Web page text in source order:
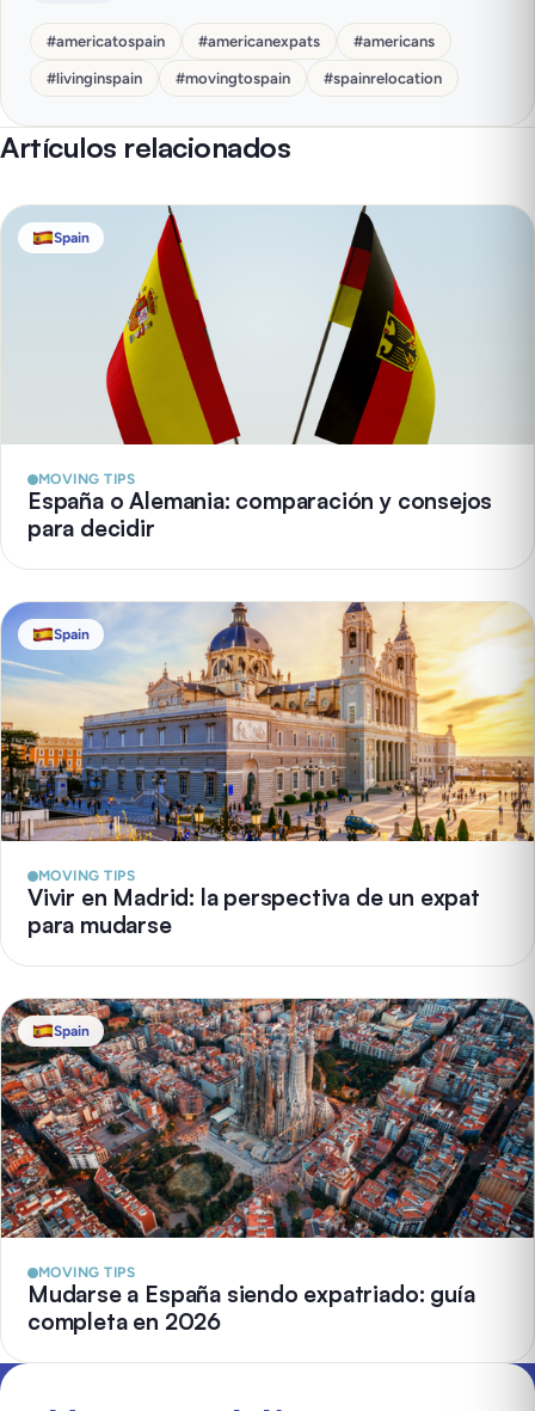
#americatospain #americanexpats #americans
#livinginspain #movingtospain #spainrelocation
Artículos relacionados
Spain
MOVING TIPS
España o Alemania: comparación y consejos
para decidir
Spain
MOVING TIPS
Vivir en Madrid: la perspectiva de un expat
para mudarse
Spain
MOVING TIPS
Mudarse a España siendo expatriado: guía
completa en 2026